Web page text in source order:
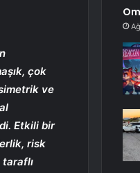
çok
ve
Etkili bir
risk